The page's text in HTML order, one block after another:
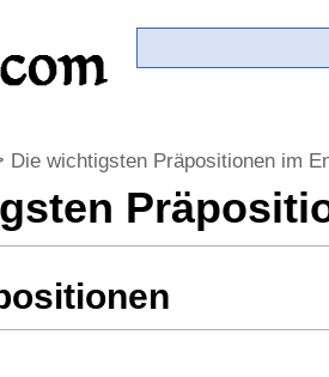
Die wichtigsten Präpositionen im